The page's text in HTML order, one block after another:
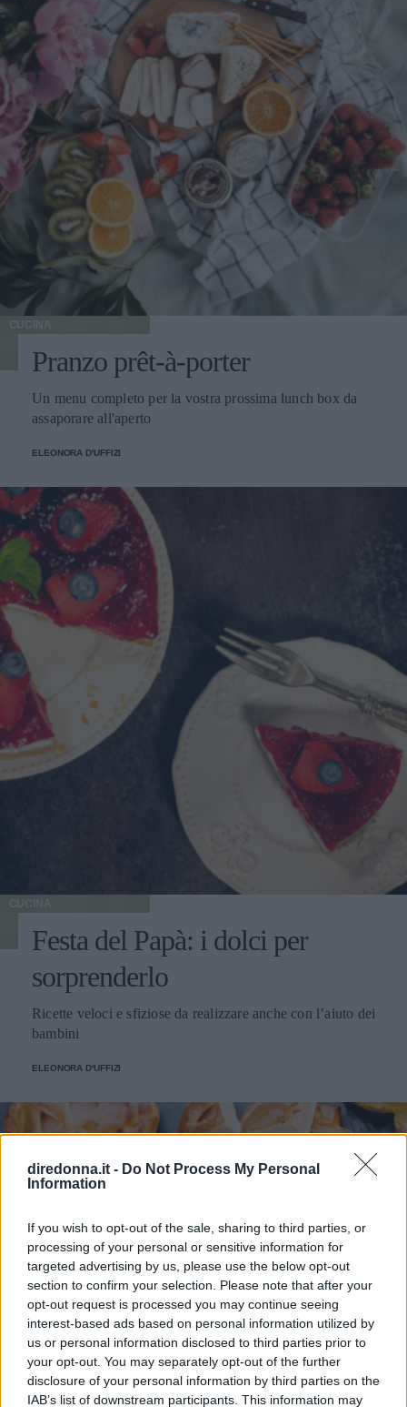
diredonna.it - Do Not Process My Personal
Information
If you wish to opt-out of the sale, sharing to third parties, or
processing of your personal or sensitive information for
targeted advertising by us, please use the below opt-out
section to confirm your selection. Please note that after your
opt-out request is processed you may continue seeing
interest-based ads based on personal information utilized by
us or personal information disclosed to third parties prior to
your opt-out. You may separately opt-out of the further
disclosure of your personal information by third parties on the
IAB’s list of downstream participants. This information may
CUCINA
Pranzo prêt-à-porter
Un menu completo per la vostra prossima lunch box da
assaporare all'aperto
ELEONORA D'UFFIZI
CUCINA
Festa del Papà: i dolci per
sorprenderlo
Ricette veloci e sfiziose da realizzare anche con l’aiuto dei
bambini
ELEONORA D'UFFIZI
RICETTE